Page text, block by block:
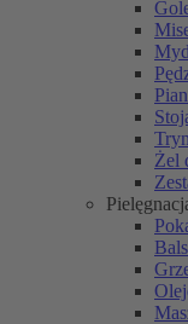
Żel